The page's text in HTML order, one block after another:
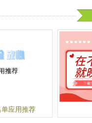
卡待您去主宰，
的成就！
ToonsTV 已蓄势
Toons 动画系列以
应用推荐